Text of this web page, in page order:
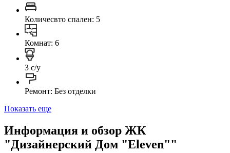
Количесвто спален: 5
Комнат: 6
3 с/у
Ремонт: Без отделки
Показать еще
Информация и обзор ЖК
"Дизайнерский Дом "Eleven""